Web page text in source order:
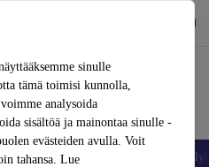
sinulle
tämä toimisi kunnolla,
analysoida
sisältöä ja mainontaa sinulle -
evästeiden avulla. Voit
tahansa. Lue
Kannettavat tietokoneet